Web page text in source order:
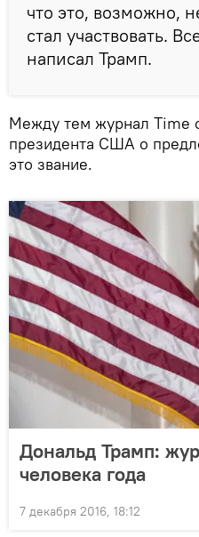
что это, возможно,
стал участвовать.
написал Трамп.
Между тем журнал Time
президента США о
это звание.
Дональд Трамп:
человека года
7 декабря 2016, 18:12